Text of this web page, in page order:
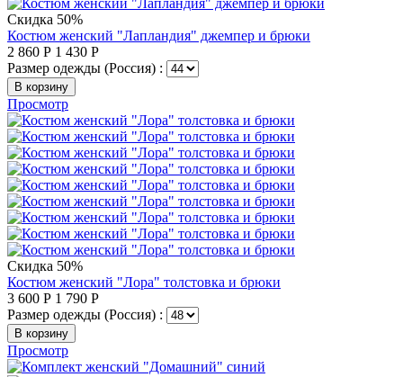
Скидка 50%
Костюм женский "Лапландия" джемпер и брюки
2 860 Р 1 430 Р
Размер одежды (Россия) :
В корзину
Просмотр
Скидка 50%
Костюм женский "Лора" толстовка и брюки
3 600 Р 1 790 Р
Размер одежды (Россия) :
В корзину
Просмотр